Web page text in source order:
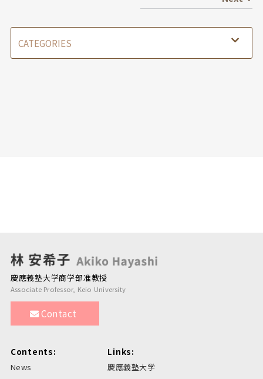
慶應義塾大学商学部准教授
Associate Professor, Keio University
Contact
Contents:
News
Links:
慶應義塾大学